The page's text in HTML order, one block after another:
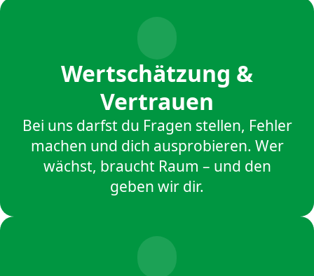
Wertschätzung &
Vertrauen
Bei uns darfst du Fragen stellen, Fehler
machen und dich ausprobieren. Wer
wächst, braucht Raum – und den
geben wir dir.